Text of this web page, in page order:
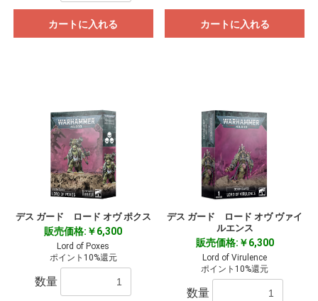
カートに入れる カートに入れる
デス ガード ロード オヴ ポクス
販売価格:￥6,300
Lord of Poxes
ポイント10%還元
数量
デス ガード ロード オヴ ヴァイ
ルエンス
販売価格:￥6,300
Lord of Virulence
ポイント10%還元
数量